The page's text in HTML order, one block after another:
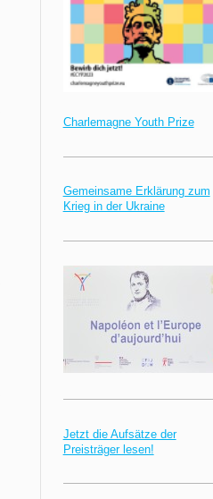
Charlemagne Youth Prize
Gemeinsame Erklärung zum
Krieg in der Ukraine
Jetzt die Aufsätze der
Preisträger lesen!